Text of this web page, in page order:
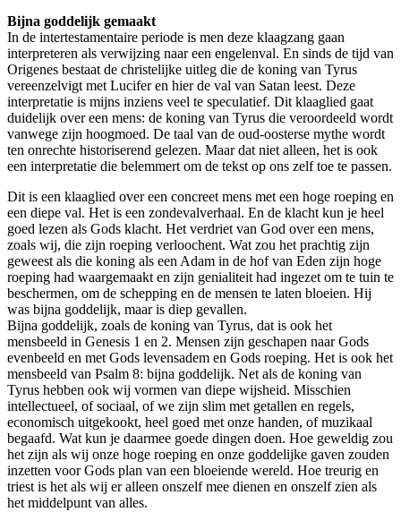
Bijna goddelijk gemaakt
In de intertestamentaire periode is men deze klaagzang gaan
interpreteren als verwijzing naar een engelenval. En sinds de tijd van
Origenes bestaat de christelijke uitleg die de koning van Tyrus
vereenzelvigt met Lucifer en hier de val van Satan leest. Deze
interpretatie is mijns inziens veel te speculatief. Dit klaaglied gaat
duidelijk over een mens: de koning van Tyrus die veroordeeld wordt
vanwege zijn hoogmoed. De taal van de oud-oosterse mythe wordt
ten onrechte historiserend gelezen. Maar dat niet alleen, het is ook
een interpretatie die belemmert om de tekst op ons zelf toe te passen.
Dit is een klaaglied over een concreet mens met een hoge roeping en
een diepe val. Het is een zondevalverhaal. En de klacht kun je heel
goed lezen als Gods klacht. Het verdriet van God over een mens,
zoals wij, die zijn roeping verloochent. Wat zou het prachtig zijn
geweest als die koning als een Adam in de hof van Eden zijn hoge
roeping had waargemaakt en zijn genialiteit had ingezet om te tuin te
beschermen, om de schepping en de mensen te laten bloeien. Hij
was bijna goddelijk, maar is diep gevallen.
Bijna goddelijk, zoals de koning van Tyrus, dat is ook het
mensbeeld in Genesis 1 en 2. Mensen zijn geschapen naar Gods
evenbeeld en met Gods levensadem en Gods roeping. Het is ook het
mensbeeld van Psalm 8: bijna goddelijk. Net als de koning van
Tyrus hebben ook wij vormen van diepe wijsheid. Misschien
intellectueel, of sociaal, of we zijn slim met getallen en regels,
economisch uitgekookt, heel goed met onze handen, of muzikaal
begaafd. Wat kun je daarmee goede dingen doen. Hoe geweldig zou
het zijn als wij onze hoge roeping en onze goddelijke gaven zouden
inzetten voor Gods plan van een bloeiende wereld. Hoe treurig en
triest is het als wij er alleen onszelf mee dienen en onszelf zien als
het middelpunt van alles.